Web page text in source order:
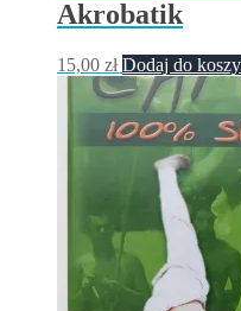
Akrobatik
15,00 zł Dodaj do